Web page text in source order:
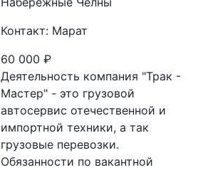
Контакт: Марат
60 000₽
Деятельность компания "Трак -
Мастер" - это грузовой
автосервис отечественной и
импортной техники, а так
грузовые перевозки.
Обязанности по вакантной